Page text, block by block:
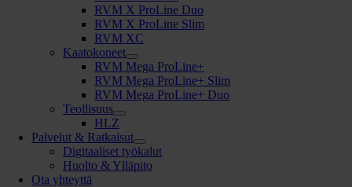
RVM X ProLine Duo
RVM X ProLine Slim
RVM XC
Kaatokoneet
RVM Mega ProLine+
RVM Mega ProLine+ Slim
RVM Mega ProLine+ Duo
Teollisuus
HLZ
Palvelut & Ratkaisut
Digitaaliset työkalut
Huolto & Ylläpito
Ota yhteyttä